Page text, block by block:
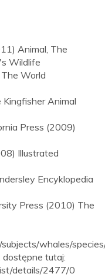
Animal, The
Wildlife
World
Animal
Press (2009)
Illustrated
Encyklopedia
Press (2010) The
whales/
dostępne tutaj:
details/2477/0